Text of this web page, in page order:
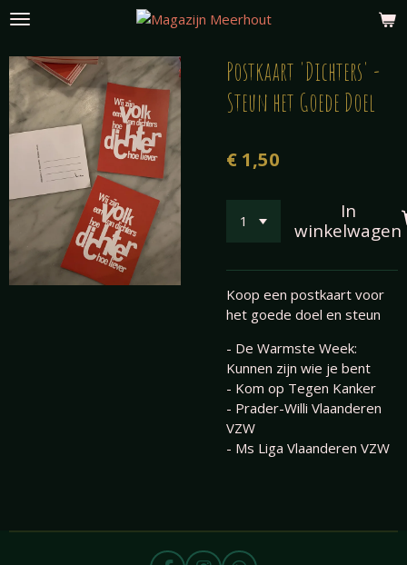
Ga
naar
de
hoofdinhoud
Postkaart 'Dichters' -
Steun het Goede Doel
€ 1,50
In
winkelwagen
Koop een postkaart voor
het goede doel en steun
- De Warmste Week:
Kunnen zijn wie je bent
- Kom op Tegen Kanker
- Prader-Willi Vlaanderen
VZW
- Ms Liga Vlaanderen VZW